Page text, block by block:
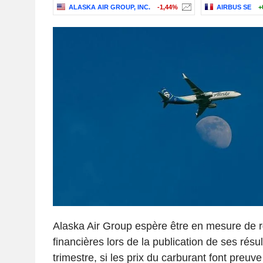
ALASKA AIR GROUP, INC. -1,44% AIRBUS SE
Alaska Air Group espère être en mesure de
financières lors de la publication de ses
trimestre, si les prix du carburant font